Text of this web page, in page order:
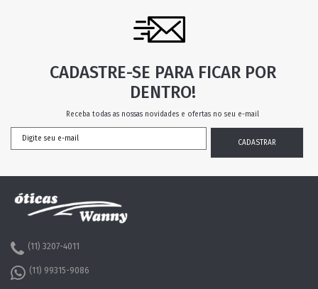
CADASTRE-SE PARA FICAR POR
DENTRO!
Receba todas as nossas novidades e ofertas no seu e-mail
(11) 3207-4011
(11) 99315-9086